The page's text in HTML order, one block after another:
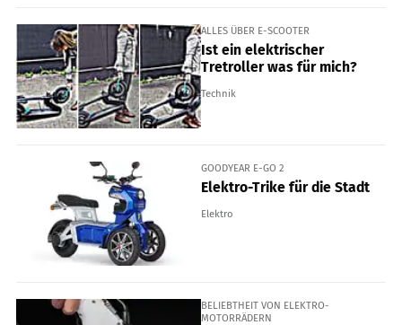
ALLES ÜBER E-SCOOTER
Ist ein elektrischer
Tretroller was für mich?
Technik
GOODYEAR E-GO 2
Elektro-Trike für die Stadt
Elektro
BELIEBTHEIT VON ELEKTRO-
MOTORRÄDERN